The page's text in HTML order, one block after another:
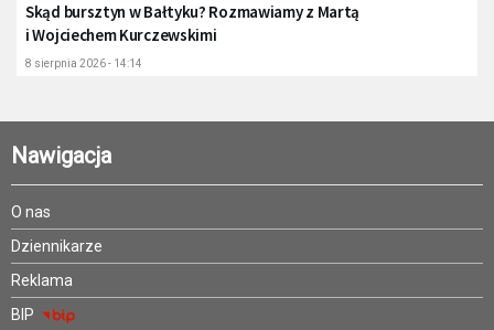
Skąd bursztyn w Bałtyku? Rozmawiamy z Martą
i Wojciechem Kurczewskimi
8 sierpnia 2026 - 14:14
Nawigacja
O nas
Dziennikarze
Reklama
BIP